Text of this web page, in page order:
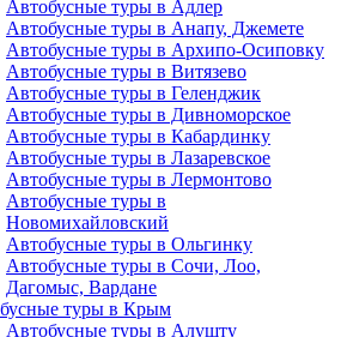
Автобусные туры в Адлер
Автобусные туры в Анапу, Джемете
Автобусные туры в Архипо-Осиповку
Автобусные туры в Витязево
Автобусные туры в Геленджик
Автобусные туры в Дивноморское
Автобусные туры в Кабардинку
Автобусные туры в Лазаревское
Автобусные туры в Лермонтово
Автобусные туры в
Новомихайловский
Автобусные туры в Ольгинку
Автобусные туры в Сочи, Лоо,
Дагомыс, Вардане
туры в Крым
Автобусные туры в Алушту